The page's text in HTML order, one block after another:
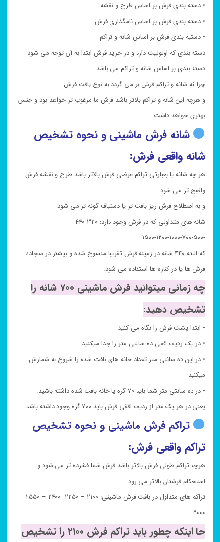
• دسته بندی فرش بر اساس طرح و نقشه
• دسته بندی فرش بر اساس نامگذاری فرش
• دستبه بندی فرش بر اساس شانه و تراکم
دسته بندی که اولولیت دارد و در خرید فرش ابتدا به آن توجه می شود
دسته بندی بر اساس شانه و تراکم می باشد.
چرا که شانه و تراکم فرش بر می گردد به نوع بافت فرش
و هرچه این شانه و تراکم بالاتر باشد فرش ما مرغوب تر خواهد بود و جنس
بهتری خواهد داشت.
شانه فرش ماشینی و نحوه تشخیص
شانه واقعی فرش:
هر چه شانه یا بعبارتی تراکم عرضی فرش بالاتر باشد طرح و نقشه فرش
واضح تر می شود
و به اصطلاح فرش ریز بافت تر یا دستباف گونه تر می شود
شانه های متداولی که در فرش وجود دارد: ۳۲۰-۴۴۰
-۵۰۰-۷۰۰-۱۰۰۰-۱۲۰۰-۱۵۰۰
که البته ۴۴۰ شانه در زمینه فرش تقریبا منسوخ شده و بیشتر در سجاده
فرش ها یا در کناره ها استفاده می شود.
چه زمانی میتوانید فرش ماشینی ۷۰۰ شانه را
تشخیص دهید:
• ابتدا پشت فرش را نگاه می کنید
• در یک ردیف افقی ده سانتی متر را جدا میکنید
• در این ده سانتی متر تعداد خانه های بافت شده را شروع به شمارش
میکنید
• در ده سانتی متر شما باید ۷۰ گره یا خانه بافت شده داشته باشید.
یعنی در هر یک متر از ردیف افقی فرش باید ۷۰۰ گره وجود داشته باشد.
تراکم فرش ماشینی و نحوه تشخیص
تراکم واقعی فرش:
هرچه تراکم طولی فرش بالاتر باشد فرش شما فشرده تر می شود و
استحکام فرشتان بالاتر می رود.
تراکم های متداول در بافت فرش ماشینی: ۲۱۰۰ – ۲۲۵۰- ۲۴۰۰ – ۲۵۵۰-
۳۰۰۰
حا اینکه چطور باید تراکم فرش ۲۱۰۰ را تشخیص